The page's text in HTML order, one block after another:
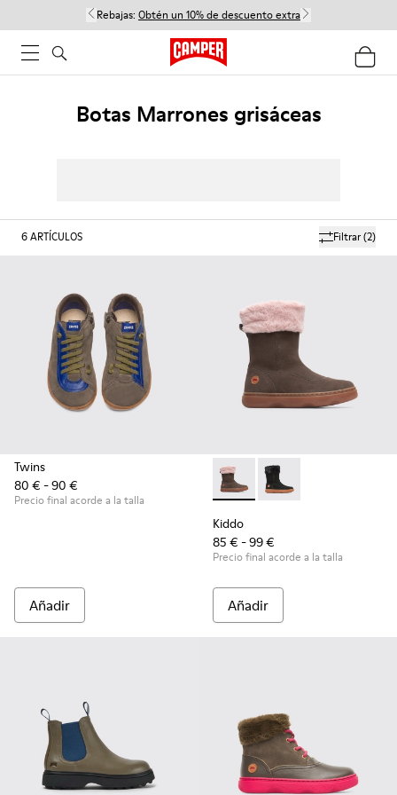
Rebajas: Obtén un 10% de descuento extra
Botas Marrones grisáceas
Filtrar(2)
6ARTÍCULOS
Twins
80 € - 90 €
Precio final acorde a la talla
Añadir
Kiddo - K900139-005 -
Kiddo - K900139-003
Kiddo
85 € - 99 €
Precio final acorde a la talla
Añadir